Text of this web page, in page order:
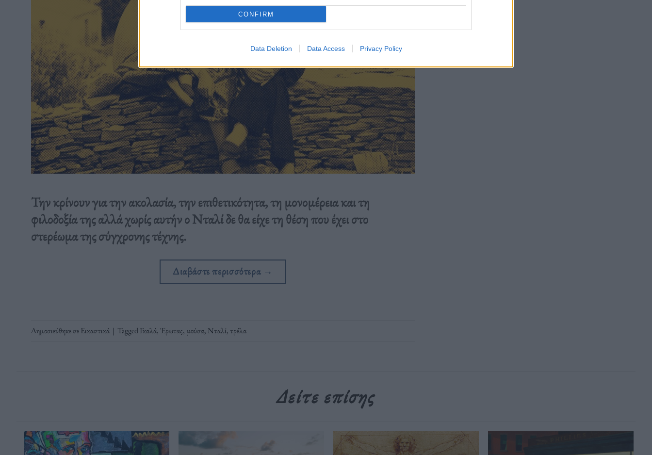
CONFIRM
Data Deletion Data Access Privacy Policy
Την κρίνουν για την ακολασία, την επιθετικότητα, τη μονομέρεια και τη
φιλοδοξία της αλλά χωρίς αυτήν ο Νταλί δε θα είχε τη θέση που έχει στο
στερέωμα της σύγχρονης τέχνης.
Διαβάστε περισσότερα →
Δημοσιεύθηκε σεΕικαστικά | TaggedΓκαλά,Έρωτας, μούσα, Νταλί,τρέλα
Δείτε επίσης